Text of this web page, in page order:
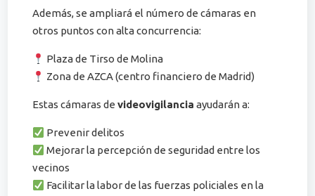
Además, se ampliará el número de cámaras en
otros puntos con alta concurrencia:
Plaza de Tirso de Molina
Zona de AZCA (centro financiero de Madrid)
Estas cámaras devideovigilancia ayudarán a:
Prevenir delitos
Mejorar la percepción de seguridad entre los
vecinos
Facilitar la labor de las fuerzas policiales en la